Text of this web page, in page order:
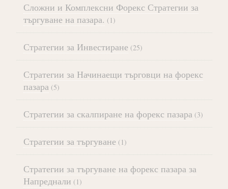
Сложни и Комплексни Форекс Стратегии за
търгуване на пазара. (1)
Стратегии за Инвестиране (25)
Стратегии за Начинаещи търговци на форекс
пазара (5)
Стратегии за скалпиране на форекс пазара (3)
Стратегии за търгуване (1)
Стратегии за търгуване на форекс пазара за
Напреднали (1)